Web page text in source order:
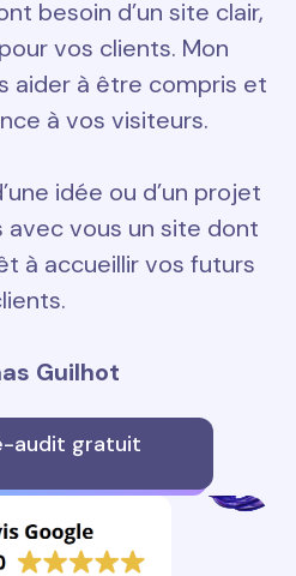
besoin d’un site clair,
vos clients. Mon
aider à être compris et
à vos visiteurs.
idée ou d’un projet
avec vous un site dont
à accueillir vos futurs
Guilhot
audit gratuit